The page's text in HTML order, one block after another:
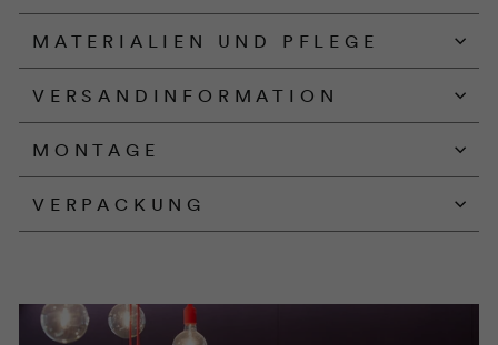
MATERIALIEN UND PFLEGE
VERSANDINFORMATION
MONTAGE
VERPACKUNG